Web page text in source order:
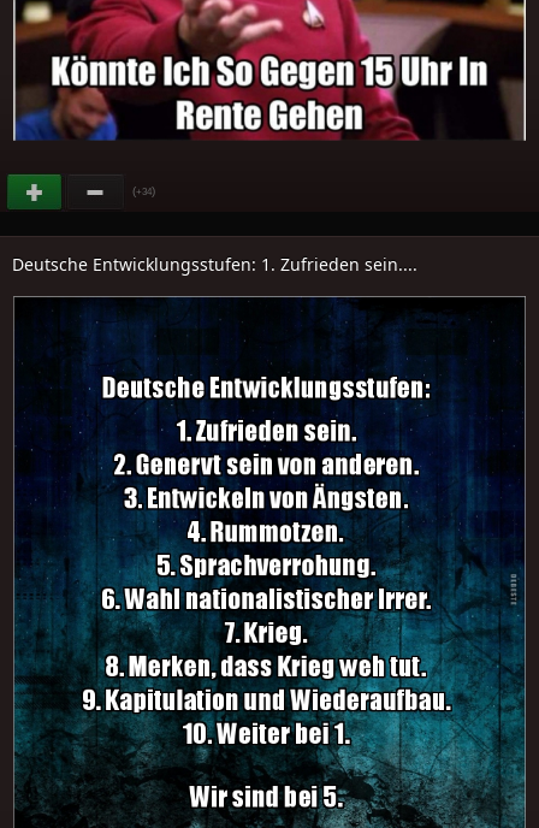
(+34)
Deutsche Entwicklungsstufen: 1. Zufrieden sein....